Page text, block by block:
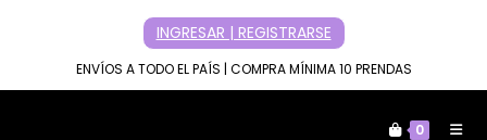
contenido
INGRESAR | REGISTRARSE
ENVÍOS A TODO EL PAÍS | COMPRA MÍNIMA 10 PRENDAS
0